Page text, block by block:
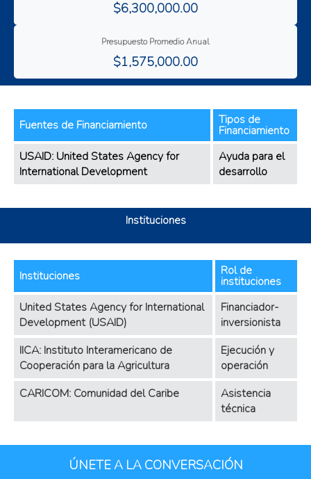
$6,300,000.00
Presupuesto Promedio Anual
$1,575,000.00
Fuentes de Financiamiento Tipos de
Financiamiento
USAID: United States Agency for
International Development
Ayuda para el
desarrollo
Instituciones
Instituciones Rol de
instituciones
United States Agency for International
Development (USAID)
Financiador-
inversionista
IICA: Instituto Interamericano de
Cooperación para la Agricultura
Ejecución y
operación
CARICOM: Comunidad del Caribe
Asistencia
técnica
ÚNETE A LA CONVERSACIÓN